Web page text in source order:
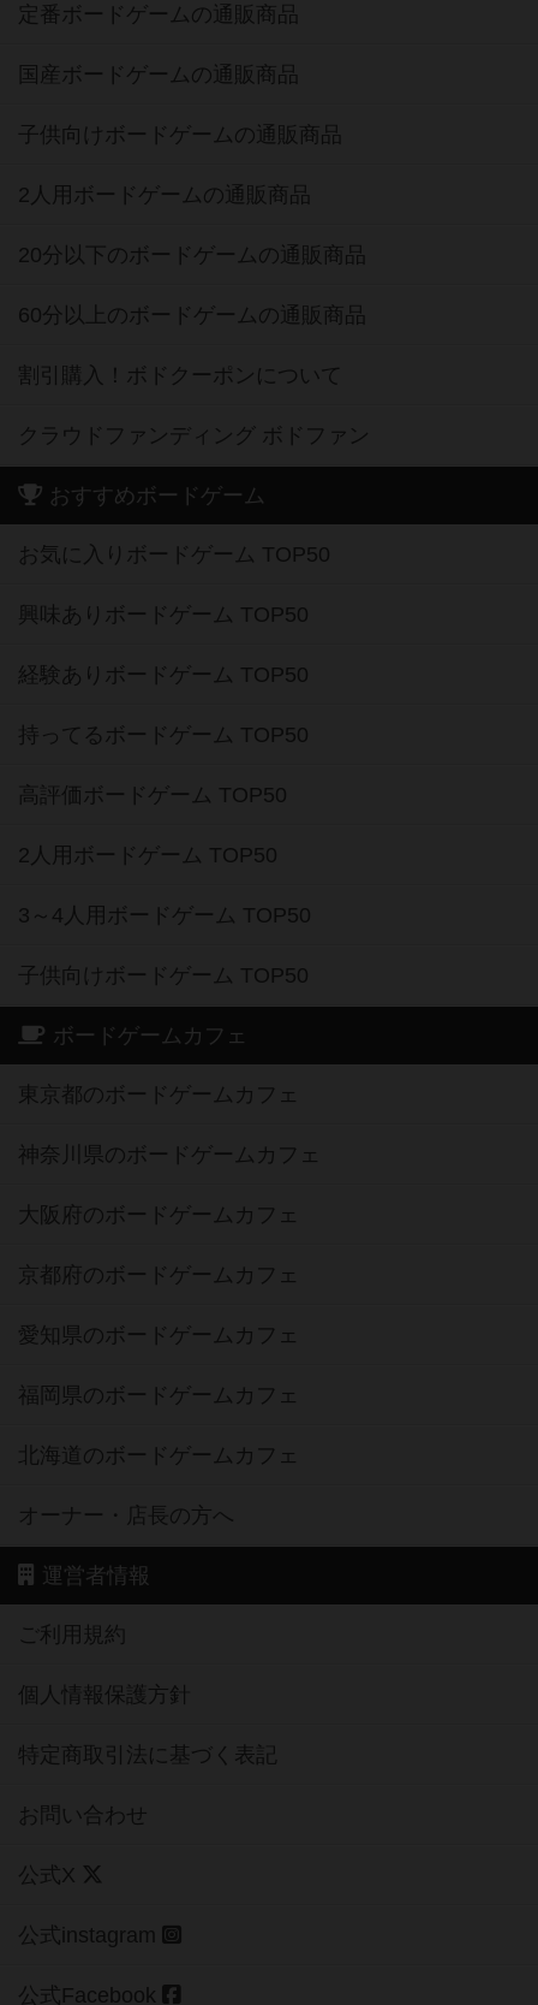
定番ボードゲームの通販商品
国産ボードゲームの通販商品
子供向けボードゲームの通販商品
2人用ボードゲームの通販商品
20分以下のボードゲームの通販商品
60分以上のボードゲームの通販商品
割引購入！ボドクーポンについて
クラウドファンディング ボドファン
おすすめボードゲーム
お気に入りボードゲーム TOP50
興味ありボードゲーム TOP50
経験ありボードゲーム TOP50
持ってるボードゲーム TOP50
高評価ボードゲーム TOP50
2人用ボードゲーム TOP50
3～4人用ボードゲーム TOP50
子供向けボードゲーム TOP50
ボードゲームカフェ
東京都のボードゲームカフェ
神奈川県のボードゲームカフェ
大阪府のボードゲームカフェ
京都府のボードゲームカフェ
愛知県のボードゲームカフェ
福岡県のボードゲームカフェ
北海道のボードゲームカフェ
オーナー・店長の方へ
運営者情報
ご利用規約
個人情報保護方針
特定商取引法に基づく表記
お問い合わせ
公式X
公式instagram
公式Facebook